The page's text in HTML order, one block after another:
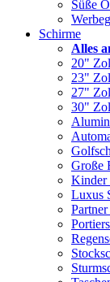
Süße
Schirme
Alles
20"
23"
27"
30"
Große
Kinder
Luxus